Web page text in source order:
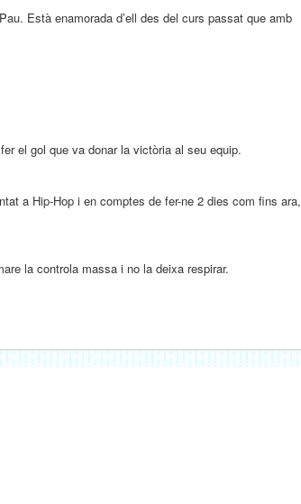
Està enamorada d’ell des del curs passat que amb
el gol que va donar la victòria al seu equip.
a Hip-Hop i en comptes de fer-ne 2 dies com fins ara,
la controla massa i no la deixa respirar.